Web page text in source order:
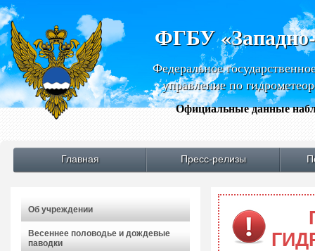
ФГБУ
Федеральное
управление по
Официальные данные
Главная Пресс-релизы
Об учреждении
Весеннее половодье и дождевые
паводки